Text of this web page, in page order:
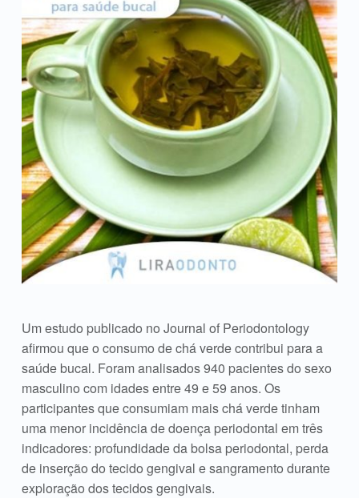
Um estudo publicado no Journal of Periodontology
afirmou que o consumo de chá verde contribui para a
saúde bucal. Foram analisados 940 pacientes do sexo
masculino com idades entre 49 e 59 anos. Os
participantes que consumiam mais chá verde tinham
uma menor incidência de doença periodontal em três
indicadores: profundidade da bolsa periodontal, perda
de inserção do tecido gengival e sangramento durante
exploração dos tecidos gengivais.